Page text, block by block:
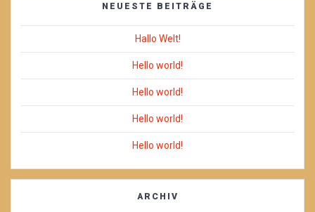
NEUESTE BEITRÄGE
Hallo Welt!
Hello world!
Hello world!
Hello world!
Hello world!
ARCHIV